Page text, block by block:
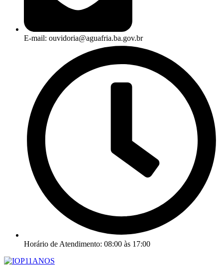
E-mail: ouvidoria@aguafria.ba.gov.br
Horário de Atendimento: 08:00 às 17:00